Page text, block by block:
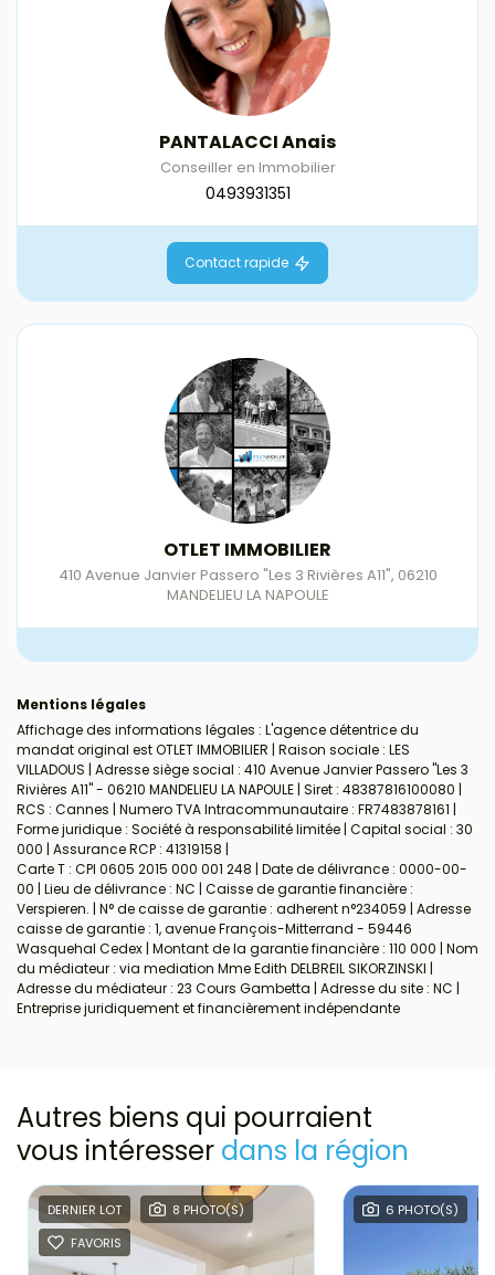
PANTALACCI Anais
Conseiller en Immobilier
0493931351
Contact rapide
OTLET IMMOBILIER
410 Avenue Janvier Passero "Les 3 Rivières A11", 06210
MANDELIEU LA NAPOULE
Mentions légales
Affichage des informations légales : L'agence détentrice du
mandat original est OTLET IMMOBILIER | Raison sociale : LES
VILLADOUS | Adresse siège social : 410 Avenue Janvier Passero "Les 3
Rivières A11" - 06210 MANDELIEU LA NAPOULE | Siret : 48387816100080 |
RCS : Cannes | Numero TVA Intracommunautaire : FR7483878161 |
Forme juridique : Société à responsabilité limitée | Capital social : 30
000 | Assurance RCP : 41319158 |
Carte T : CPI 0605 2015 000 001 248 | Date de délivrance : 0000-00-
00 | Lieu de délivrance : NC | Caisse de garantie financière :
Verspieren. | N° de caisse de garantie : adherent n°234059 | Adresse
caisse de garantie : 1, avenue François-Mitterrand - 59446
Wasquehal Cedex | Montant de la garantie financière : 110 000 | Nom
du médiateur : via mediation Mme Edith DELBREIL SIKORZINSKI |
Adresse du médiateur : 23 Cours Gambetta | Adresse du site : NC |
Entreprise juridiquement et financièrement indépendante
Autres biens qui pourraient
vous intéresser dans la région
DERNIER LOT
8 PHOTO(S)
FAVORIS
6 PHOTO(S)